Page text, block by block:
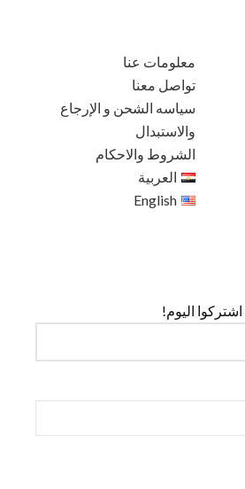
معلومات عنا
تواصل معنا
سياسه الشحن و الإرجاع
والاستبدال
الشروط والاحكام
العربية
English
اشتركوا اليوم!